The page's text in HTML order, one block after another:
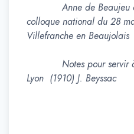
Anne de Beaujeu et
colloque national du 28
Villefranche en Beaujolais
Notes pour servir
Lyon (1910) J. Beyssac